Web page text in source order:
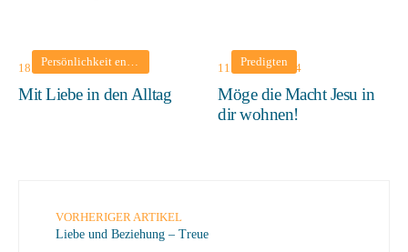
Predigten
18. Februar 2024
Mit Liebe in den Alltag
Predigten
11. Februar 2024
Möge die Macht Jesu in
dir wohnen!
VORHERIGER ARTIKEL
Liebe und Beziehung – Treue